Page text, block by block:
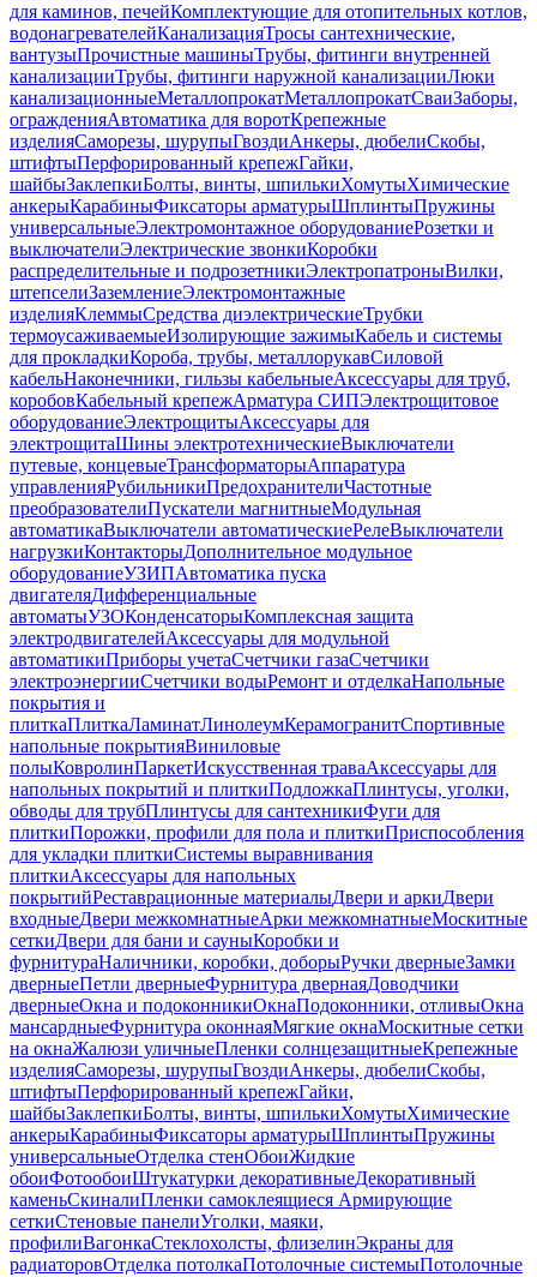
для каминов, печейКомплектующие для отопительных котлов,
водонагревателейКанализацияТросы сантехнические,
вантузыПрочистные машиныТрубы, фитинги внутренней
канализацииТрубы, фитинги наружной канализацииЛюки
канализационныеМеталлопрокатМеталлопрокатСваиЗаборы,
огражденияАвтоматика для воротКрепежные
изделияСаморезы, шурупыГвоздиАнкеры, дюбелиСкобы,
штифтыПерфорированный крепежГайки,
шайбыЗаклепкиБолты, винты, шпилькиХомутыХимические
анкерыКарабиныФиксаторы арматурыШплинтыПружины
универсальныеЭлектромонтажное оборудованиеРозетки и
выключателиЭлектрические звонкиКоробки
распределительные и подрозетникиЭлектропатроныВилки,
штепселиЗаземлениеЭлектромонтажные
изделияКлеммыСредства диэлектрическиеТрубки
термоусаживаемыеИзолирующие зажимыКабель и системы
для прокладкиКороба, трубы, металлорукавСиловой
кабельНаконечники, гильзы кабельныеАксессуары для труб,
коробовКабельный крепежАрматура СИПЭлектрощитовое
оборудованиеЭлектрощитыАксессуары для
электрощитаШины электротехническиеВыключатели
путевые, концевыеТрансформаторыАппаратура
управленияРубильникиПредохранителиЧастотные
преобразователиПускатели магнитныеМодульная
автоматикаВыключатели автоматическиеРелеВыключатели
нагрузкиКонтакторыДополнительное модульное
оборудованиеУЗИПАвтоматика пуска
двигателяДифференциальные
автоматыУЗОКонденсаторыКомплексная защита
электродвигателейАксессуары для модульной
автоматикиПриборы учетаСчетчики газаСчетчики
электроэнергииСчетчики водыРемонт и отделкаНапольные
покрытия и
плиткаПлиткаЛаминатЛинолеумКерамогранитСпортивные
напольные покрытияВиниловые
полыКовролинПаркетИскусственная траваАксессуары для
напольных покрытий и плиткиПодложкаПлинтусы, уголки,
обводы для трубПлинтусы для сантехникиФуги для
плиткиПорожки, профили для пола и плиткиПриспособления
для укладки плиткиСистемы выравнивания
плиткиАксессуары для напольных
покрытийРеставрационные материалыДвери и аркиДвери
входныеДвери межкомнатныеАрки межкомнатныеМоскитные
сеткиДвери для бани и сауныКоробки и
фурнитураНаличники, коробки, доборыРучки дверныеЗамки
дверныеПетли дверныеФурнитура двернаяДоводчики
дверныеОкна и подоконникиОкнаПодоконники, отливыОкна
мансардныеФурнитура оконнаяМягкие окнаМоскитные сетки
на окнаЖалюзи уличныеПленки солнцезащитныеКрепежные
изделияСаморезы, шурупыГвоздиАнкеры, дюбелиСкобы,
штифтыПерфорированный крепежГайки,
шайбыЗаклепкиБолты, винты, шпилькиХомутыХимические
анкерыКарабиныФиксаторы арматурыШплинтыПружины
универсальныеОтделка стенОбоиЖидкие
обоиФотообоиШтукатурки декоративныеДекоративный
каменьСкиналиПленки самоклеящиеся Армирующие
сеткиСтеновые панелиУголки, маяки,
профилиВагонкаСтеклохолсты, флизелинЭкраны для
радиаторовОтделка потолкаПотолочные системыПотолочные